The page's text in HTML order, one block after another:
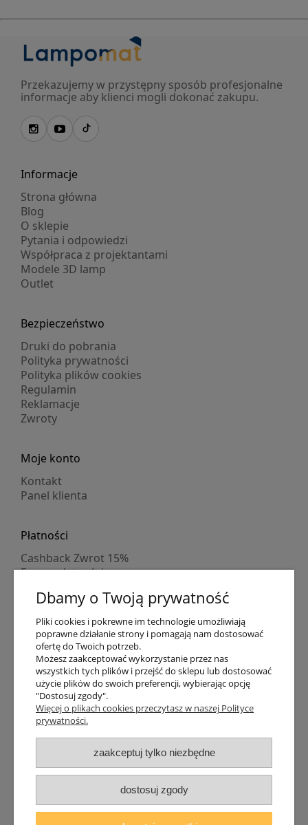
Przekazujemy w przystępny sposób profesjonalne
informacje aby klienci mogli dokonać zakupu.
Informacje
Strona główna
Blog
O sklepie
Pytania i odpowiedzi
Współpraca z projektantami
Modele 3D lamp
Outlet
Bezpieczeństwo
Druki do pobrania
Polityka prywatności
Polityka plików cookies
Regulamin
Reklamacje
Zwroty
Moje konto
Kontakt
Panel klienta
Płatności
Cashback Zwrot 15%
Formy płatności
Numer konta
PayPo kupujesz, nie płacisz
Progi rabatowe
Promocje
Dostawa
Czas wysyłki
Dostawa
Śledzenie przesyłki GLS
Śledzenie przesyłki DPD
Shipping abroad
Zarejestruj się /Zaloguj się
Lampomat 2017 - 2026
Dbamy o Twoją prywatność
Pliki cookies i pokrewne im technologie umożliwiają
poprawne działanie strony i pomagają nam dostosować
ofertę do Twoich potrzeb.
Możesz zaakceptować wykorzystanie przez nas
wszystkich tych plików i przejść do sklepu lub dostosować
użycie plików do swoich preferencji, wybierając opcję
"Dostosuj zgody".
Więcej o plikach cookies przeczytasz w naszej Polityce
prywatności.
zaakceptuj tylko niezbędne
dostosuj zgody